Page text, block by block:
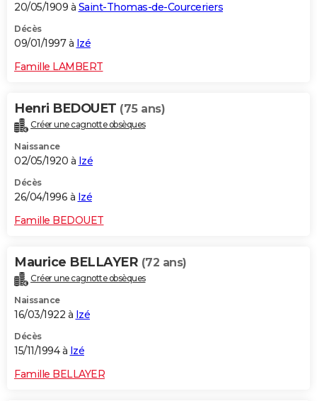
20/05/1909 à Saint-Thomas-de-Courceriers
Décès
09/01/1997 à Izé
Famille LAMBERT
Henri BEDOUET (75 ans)
Créer une cagnotte obsèques
Naissance
02/05/1920 à Izé
Décès
26/04/1996 à Izé
Famille BEDOUET
Maurice BELLAYER (72 ans)
Créer une cagnotte obsèques
Naissance
16/03/1922 à Izé
Décès
15/11/1994 à Izé
Famille BELLAYER